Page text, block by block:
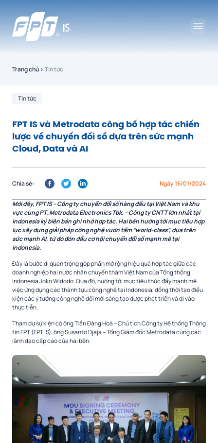
Trang chủ › Tin tức
Tin tức
FPT IS và Metrodata công bố hợp tác chiến
lược về chuyển đổi số dựa trên sức mạnh
Cloud, Data và AI
Ngày 16/01/2024
Chia sẻ:
Mới đây, FPT IS – Công ty chuyển đổi số hàng đầu tại Việt Nam và khu
vực cùng PT. Metrodata Electronics Tbk. – Công ty CNTT lớn nhất tại
Indonesia ký biên bản ghi nhớ hợp tác. Hai bên hướng tới mục tiêu hợp
lực xây dựng giải pháp công nghệ vươn tầm “world-class”, dựa trên
sức mạnh AI, từ đó đón đầu cơ hội chuyển đổi số mạnh mẽ tại
Indonesia.
Đây là bước đi quan trọng góp phần mở rộng hiệu quả hợp tác giữa các
doanh nghiệp hai nước nhân chuyến thăm Việt Nam của Tổng thống
Indonesia Joko Widodo. Qua đó, hướng tới mục tiêu thúc đẩy mạnh mẽ
việc ứng dụng các thành tựu công nghệ tại Indonesia, đồng thời tạo điều
kiện các ý tưởng công nghệ đổi mới sáng tạo được phát triển và đi vào
thực tiễn.
Tham dự sự kiện có ông Trần Đăng Hoà – Chủ tịch Công ty Hệ thống Thông
tin FPT (FPT IS), ông Susanto Djaja – Tổng Giám đốc Metrodata cùng các
lãnh đạo cấp cao của hai bên.